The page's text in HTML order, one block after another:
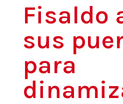
Fisaldo
sus
para